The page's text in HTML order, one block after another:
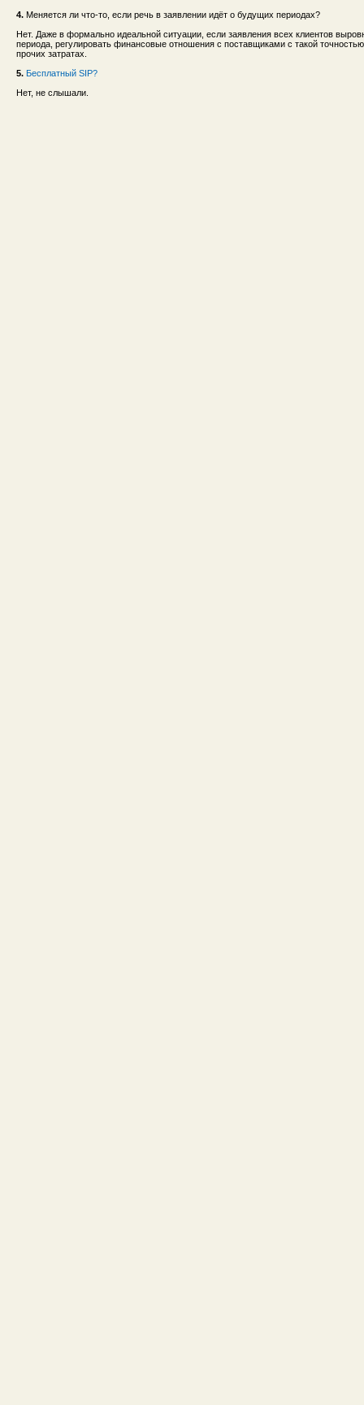
4. Меняется ли что-то, если речь в заявлении идёт о будущих периодах?
Нет. Даже в формально идеальной ситуации, если заявления всех клиентов
периода, регулировать финансовые отношения c поставщиками с такой
прочих затратах.
5. Бесплатный SIP?
Нет, не слышали.